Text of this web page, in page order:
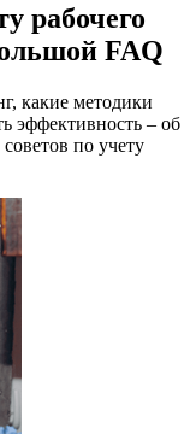
рабочего
FAQ
какие методики
эффективность – об
по учету